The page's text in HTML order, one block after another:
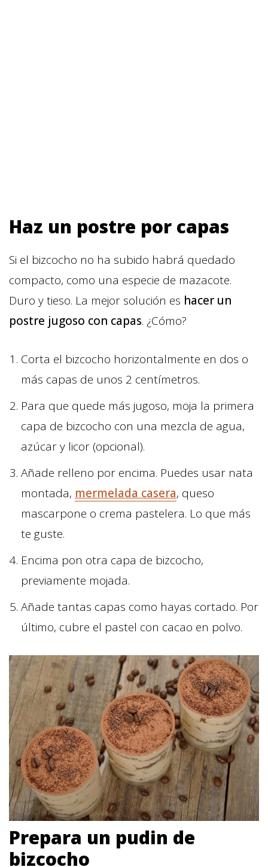
Haz un postre por capas
Si el bizcocho no ha subido habrá quedado
compacto, como una especie de mazacote.
Duro y tieso. La mejor solución es hacer un
postre jugoso con capas. ¿Cómo?
Corta el bizcocho horizontalmente en dos o
más capas de unos 2 centímetros.
Para que quede más jugoso, moja la primera
capa de bizcocho con una mezcla de agua,
azúcar y licor (opcional).
Añade relleno por encima. Puedes usar nata
montada, mermelada casera, queso
mascarpone o crema pastelera. Lo que más
te guste.
Encima pon otra capa de bizcocho,
previamente mojada.
Añade tantas capas como hayas cortado. Por
último, cubre el pastel con cacao en polvo.
Prepara un pudin de
bizcocho